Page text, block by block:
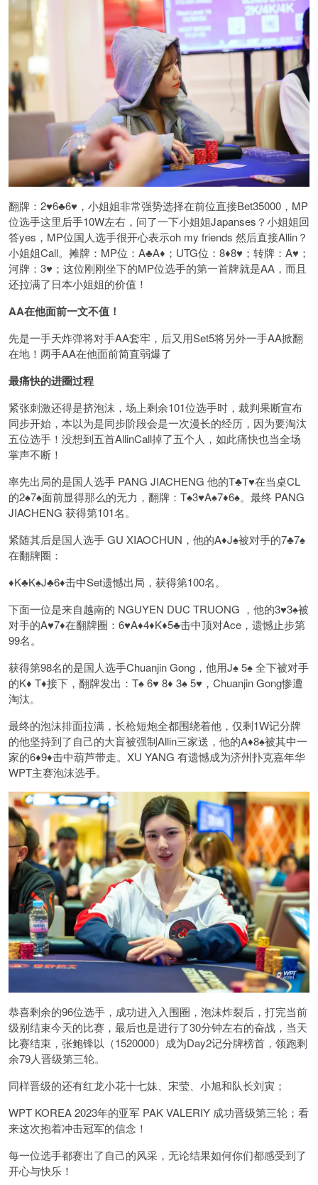
翻牌：2♥️6♣️6♥️，小姐姐非常强势选择在前位直接Bet35000，MP
位选手这里后手10W左右，问了一下小姐姐Japanses？小姐姐回
答yes，MP位国人选手很开心表示oh my friends 然后直接Allin？
小姐姐Call。摊牌：MP位：A♣️A♦️；UTG位：8♦️8♥️；转牌：A♥️；
河牌：3♥️；这位刚刚坐下的MP位选手的第一首牌就是AA，而且
还拉满了日本小姐姐的价值！
AA在他面前一文不值！
先是一手天炸弹将对手AA套牢，后又用Set5将另外一手AA掀翻
在地！两手AA在他面前简直弱爆了
最痛快的进圈过程
紧张刺激还得是挤泡沫，场上剩余101位选手时，裁判果断宣布
同步开始，本以为是同步阶段会是一次漫长的经历，因为要淘汰
五位选手！没想到五首AllinCall掉了五个人，如此痛快也当全场
掌声不断！
率先出局的是国人选手 PANG JIACHENG 他的T♣️T♥️在当桌CL
的2♠️7♠️面前显得那么的无力，翻牌：T♠️3♥️A♠️7♦️6♠️。最终 PANG
JIACHENG 获得第101名。
紧随其后是国人选手 GU XIAOCHUN，他的A♦️J♠️被对手的7♣️7♠️
在翻牌圈：
♦️K♣️K♠️J♣️6♦️击中Set遗憾出局，获得第100名。
下面一位是来自越南的 NGUYEN DUC TRUONG ，他的3♥️3♠️被
对手的A♥️7♦️在翻牌圈：6♥️A♦️4♦️K♦️5♣️击中顶对Ace，遗憾止步第
99名。
获得第98名的是国人选手Chuanjin Gong，他用J♠ 5♠ 全下被对手
的K♦ T♦接下，翻牌发出：T♠ 6♥ 8♦ 3♠ 5♥，Chuanjin Gong惨遭
淘汰。
最终的泡沫排面拉满，长枪短炮全都围绕着他，仅剩1W记分牌
的他坚持到了自己的大盲被强制Allin三家送，他的A♦️8♠️被其中一
家的6♦️9♦️击中葫芦带走。XU YANG 有遗憾成为济州扑克嘉年华
WPT主赛泡沫选手。
恭喜剩余的96位选手，成功进入入围圈，泡沫炸裂后，打完当前
级别结束今天的比赛，最后也是进行了30分钟左右的奋战，当天
比赛结束，张鲍锋以（1520000）成为Day2记分牌榜首，领跑剩
余79人晋级第三轮。
同样晋级的还有红龙小花十七妹、宋莹、小旭和队长刘寅；
WPT KOREA 2023年的亚军 PAK VALERIY 成功晋级第三轮；看
来这次抱着冲击冠军的信念！
每一位选手都赛出了自己的风采，无论结果如何你们都感受到了
开心与快乐！